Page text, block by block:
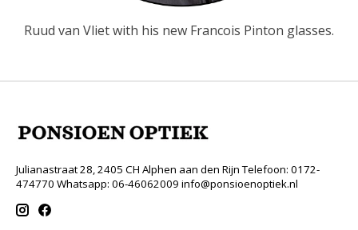
Ruud van Vliet with his new Francois Pinton glasses.
Julianastraat 28, 2405 CH Alphen aan den Rijn Telefoon: 0172-
474770 Whatsapp: 06-46062009 info@ponsioenoptiek.nl